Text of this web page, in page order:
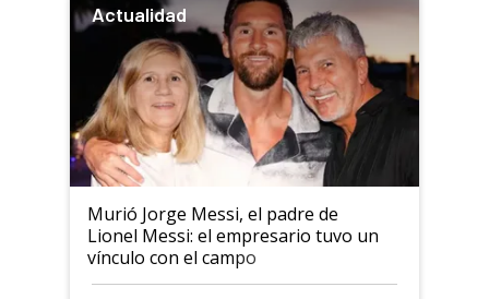
Actualidad
Murió Jorge Messi, el padre de
Lionel Messi: el empresario tuvo un
vínculo con el campo